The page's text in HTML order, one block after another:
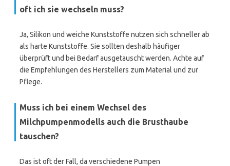
oft ich sie wechseln muss?
Ja, Silikon und weiche Kunststoffe nutzen sich schneller ab
als harte Kunststoffe. Sie sollten deshalb häufiger
überprüft und bei Bedarf ausgetauscht werden. Achte auf
die Empfehlungen des Herstellers zum Material und zur
Pflege.
Muss ich bei einem Wechsel des
Milchpumpenmodells auch die Brusthaube
tauschen?
Das ist oft der Fall, da verschiedene Pumpen